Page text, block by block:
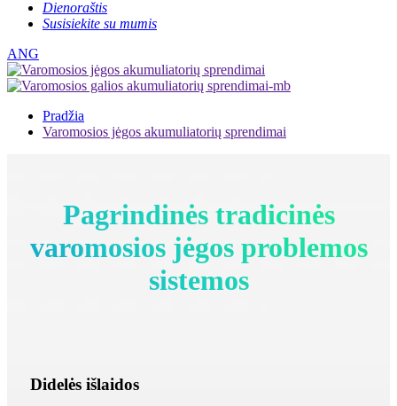
Dienoraštis
Susisiekite su mumis
ANG
Pradžia
Varomosios jėgos akumuliatorių sprendimai
Pagrindinės tradicinės
varomosios jėgos problemos
sistemos
Didelės išlaidos